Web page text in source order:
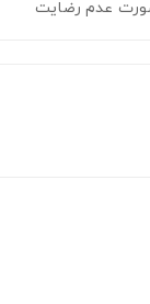
عدم رضایت